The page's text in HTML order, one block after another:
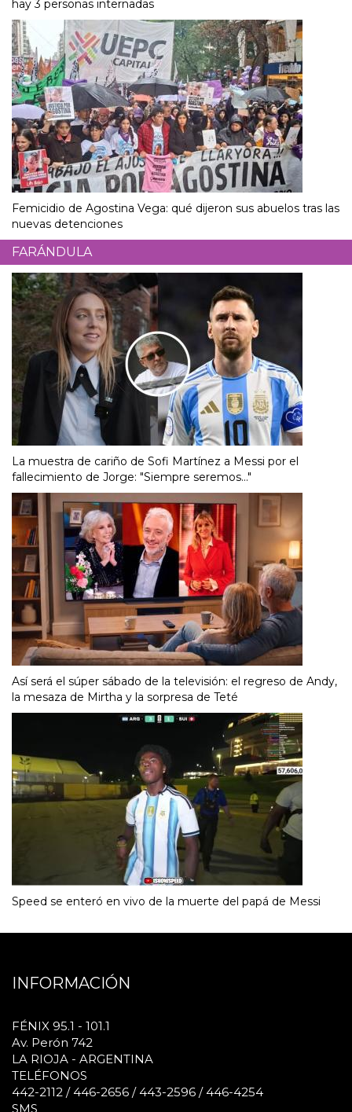
hay 3 personas internadas
Femicidio de Agostina Vega: qué dijeron sus abuelos tras las
nuevas detenciones
FARÁNDULA
La muestra de cariño de Sofi Martínez a Messi por el
fallecimiento de Jorge: "Siempre seremos..."
Así será el súper sábado de la televisión: el regreso de Andy,
la mesaza de Mirtha y la sorpresa de Teté
Speed se enteró en vivo de la muerte del papá de Messi
INFORMACIÓN
FÉNIX 95.1 - 101.1
Av. Perón 742
LA RIOJA - ARGENTINA
TELÉFONOS
442-2112 / 446-2656 / 443-2596 / 446-4254
SMS